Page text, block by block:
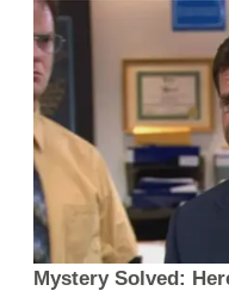
Mystery Solved: